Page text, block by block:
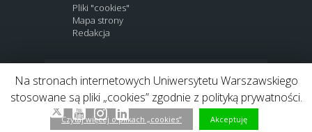
Pliki "cookies"
Mapa strony
Redakcja
BIP | EN
Link do profilu Facebook
Link to Twitter profile
Link do kanału Youtube
Link do profilu Instagram
Link do profilu LinkedIn
Na stronach internetowych Uniwersytetu Warszawskiego
stosowane są pliki „cookies” zgodnie z polityką prywatności.
Czytaj więcej o plikach „cookies” Akceptuję